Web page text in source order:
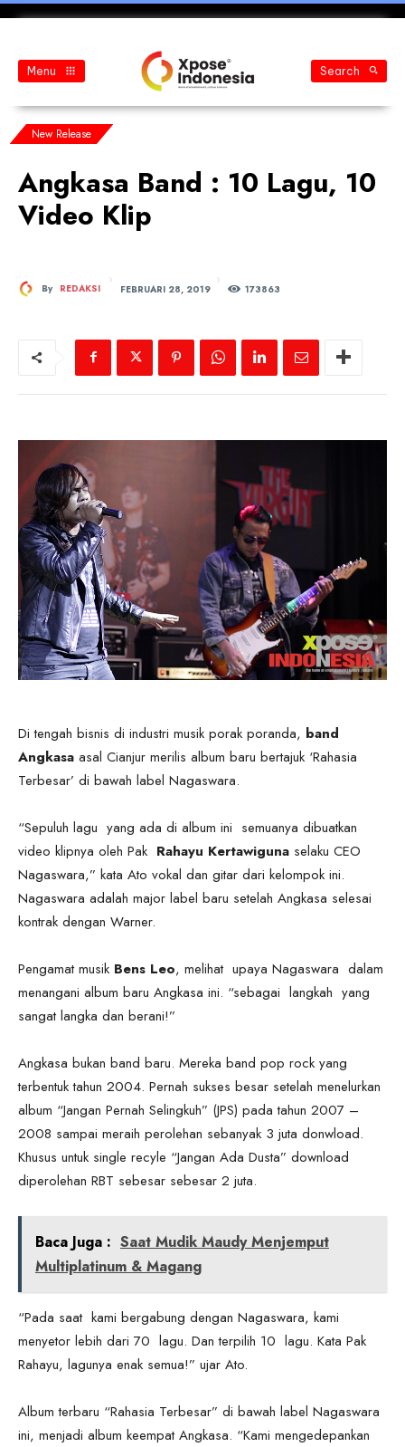
Menu Search
New Release
Angkasa Band : 10 Lagu, 10
Video Klip
By REDAKSI FEBRUARI 28, 2019 173863
Di tengah bisnis di industri musik porak poranda, band
Angkasa asal Cianjur merilis album baru bertajuk ‘Rahasia
Terbesar’ di bawah label Nagaswara.
“Sepuluh lagu yang ada di album ini semuanya dibuatkan
video klipnya oleh Pak Rahayu Kertawiguna selaku CEO
Nagaswara,” kata Ato vokal dan gitar dari kelompok ini.
Nagaswara adalah major label baru setelah Angkasa selesai
kontrak dengan Warner.
Pengamat musik Bens Leo, melihat upaya Nagaswara dalam
menangani album baru Angkasa ini. “sebagai langkah yang
sangat langka dan berani!”
Angkasa bukan band baru. Mereka band pop rock yang
terbentuk tahun 2004. Pernah sukses besar setelah menelurkan
album “Jangan Pernah Selingkuh” (JPS) pada tahun 2007 –
2008 sampai meraih perolehan sebanyak 3 juta donwload.
Khusus untuk single recyle “Jangan Ada Dusta” download
diperolehan RBT sebesar sebesar 2 juta.
Baca Juga : Saat Mudik Maudy Menjemput
Multiplatinum & Magang
“Pada saat kami bergabung dengan Nagaswara, kami
menyetor lebih dari 70 lagu. Dan terpilih 10 lagu. Kata Pak
Rahayu, lagunya enak semua!” ujar Ato.
Album terbaru “Rahasia Terbesar” di bawah label Nagaswara
ini, menjadi album keempat Angkasa. “Kami mengedepankan